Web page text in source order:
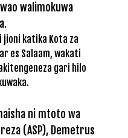
walimokuwa
jioni katika Kota za
es Salaam, wakati
gari hilo
ni mtoto wa
(ASP), Demetrus